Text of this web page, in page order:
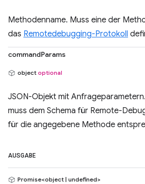
Methodenname. Muss eine der
das Remotedebugging-Protokoll
commandParams
object optional
JSON-Objekt mit
muss dem Schema für Remote-
für die angegebene Methode
AUSGABE
Promise<object | undefined>